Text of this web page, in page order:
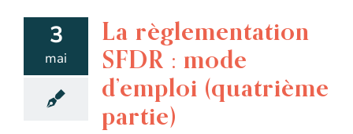
3
mai
La règlementation
SFDR : mode
d’emploi (quatrième
partie)